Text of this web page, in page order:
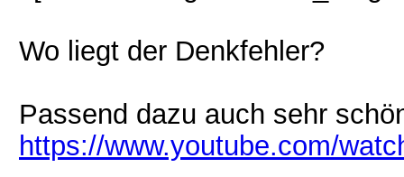
Wo liegt der Denkfehler?
Passend dazu auch sehr
https://www.youtube.com/